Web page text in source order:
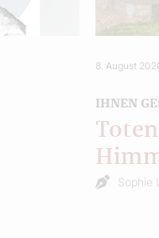
8. August
IHNEN
Sophie